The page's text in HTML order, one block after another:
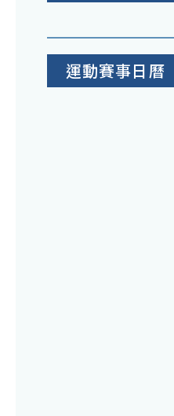
運動賽事日曆